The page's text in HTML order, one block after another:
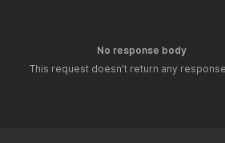
No response body
This request doesn't return any